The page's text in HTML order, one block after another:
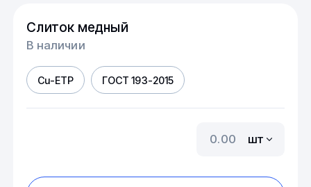
Слиток медный
В наличии
Cu-ETP ГОСТ 193-2015
шт